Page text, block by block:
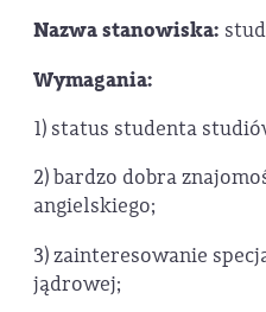
Nazwa stanowiska:
Wymagania:
1) status studenta
2) bardzo dobra
angielskiego;
3) zainteresowanie
jądrowej;